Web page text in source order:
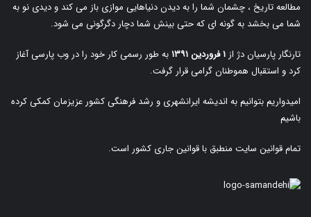
مطالعه تاریخ ، چشمان شما را به دیدن دنیاهایی موازی باز می کند و دیدی نو به
شما می بخشد به گونه ای که حتی بینش شما دچار دگرگونی می شود.
تارنگار پارسیان دژ از۱ فروردین ۱۳۹۱
به طور رسمی کار خود را در وب پارسی آغاز
کرد و استقبال هموطنان گرامی قرار گرفت.
امیدواریم بتوانیم به اندیشه ایرانشهری و رشد فرهنگی کشور عزیزمان کمکی کرده
باشیم
تمام قوانین سایت منطبق با قوانین جاری کشور است.